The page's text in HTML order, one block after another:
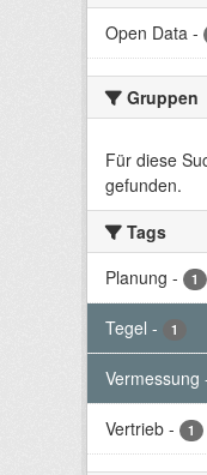
Open Data -
Gruppen
Für diese
gefunden.
Tags
Planung - 1
Tegel - 1
Vermessung
Vertrieb - 1